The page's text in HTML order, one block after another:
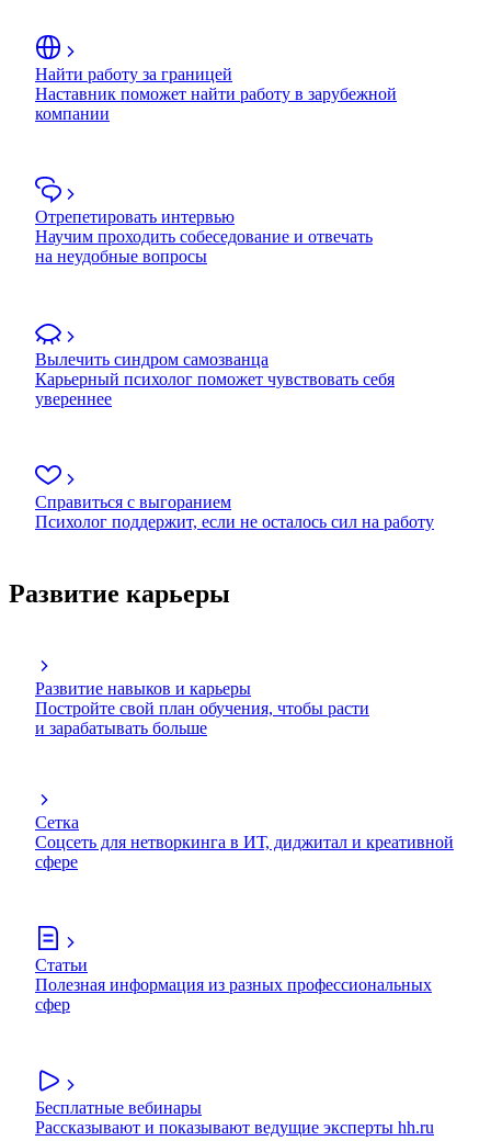
Найти работу за границей
Наставник поможет найти работу в зарубежной
компании
Отрепетировать интервью
Научим проходить собеседование и отвечать
на неудобные вопросы
Вылечить синдром самозванца
Карьерный психолог поможет чувствовать себя
увереннее
Справиться с выгоранием
Психолог поддержит, если не осталось сил на работу
Развитие карьеры
Развитие навыков и карьеры
Постройте свой план обучения, чтобы расти
и зарабатывать больше
Сетка
Соцсеть для нетворкинга в ИТ, диджитал и креативной
сфере
Статьи
Полезная информация из разных профессиональных
сфер
Бесплатные вебинары
Рассказывают и показывают ведущие эксперты hh.ru